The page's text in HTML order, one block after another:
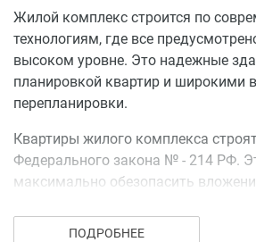
Жилой комплекс строится по
технологиям, где все
высоком уровне. Это надежные
планировкой квартир и широкими
перепланировки.
Квартиры жилого комплекса
Федерального закона № - 214 РФ.
максимально обезопасить
ПОДРОБНЕЕ